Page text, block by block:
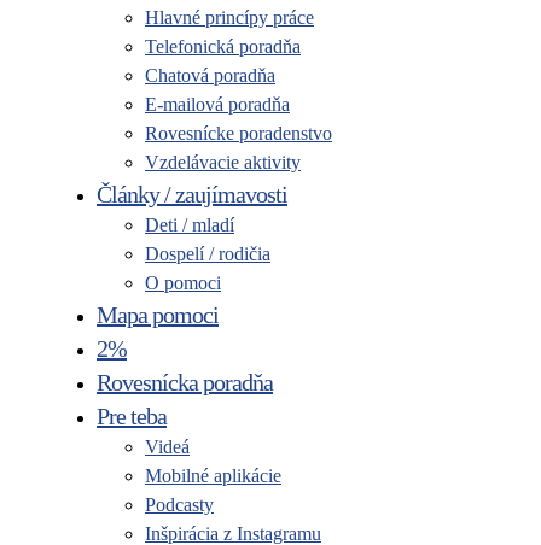
Hlavné princípy práce
Telefonická poradňa
Chatová poradňa
E-mailová poradňa
Rovesnícke poradenstvo
Vzdelávacie aktivity
Články / zaujímavosti
Deti / mladí
Dospelí / rodičia
O pomoci
Mapa pomoci
2%
Rovesnícka poradňa
Pre teba
Videá
Mobilné aplikácie
Podcasty
Inšpirácia z Instagramu